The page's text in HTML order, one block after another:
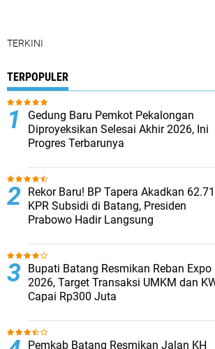
TERKINI
TERPOPULER
Gedung Baru Pemkot Pekalongan
Diproyeksikan Selesai Akhir 2026, Ini
Progres Terbarunya
Rekor Baru! BP Tapera Akadkan
KPR Subsidi di Batang, Presiden
Prabowo Hadir Langsung
Bupati Batang Resmikan Reban Expo
2026, Target Transaksi UMKM dan
Capai Rp300 Juta
Pemkab Batang Resmikan Jalan KH